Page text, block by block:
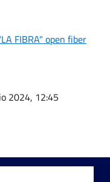
FIBRA" open fiber
2024, 12:45